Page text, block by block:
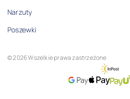
Narzuty
Poszewki
© 2026 Wszelkie prawa zastrzeżone